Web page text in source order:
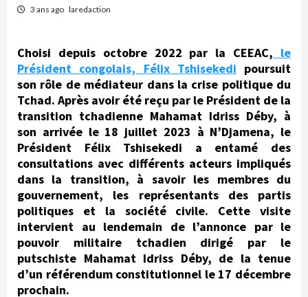
3 ans ago laredaction
Choisi depuis octobre 2022 par la CEEAC, le
Président congolais, Félix Tshisekedi poursuit
son rôle de médiateur dans la crise politique du
Tchad. Après avoir été reçu par le Président de la
transition tchadienne Mahamat Idriss Déby, à
son arrivée le 18 juillet 2023 à N’Djamena, le
Président Félix Tshisekedi a entamé des
consultations avec différents acteurs impliqués
dans la transition, à savoir les membres du
gouvernement, les représentants des partis
politiques et la société civile. Cette visite
intervient au lendemain de l’annonce par le
pouvoir militaire tchadien dirigé par le
putschiste Mahamat Idriss Déby, de la tenue
d’un référendum constitutionnel le 17 décembre
prochain.